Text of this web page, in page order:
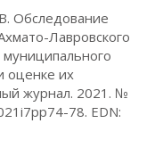
Обследование
Лавровского
оценке их
журнал. 2021. №
78. EDN: